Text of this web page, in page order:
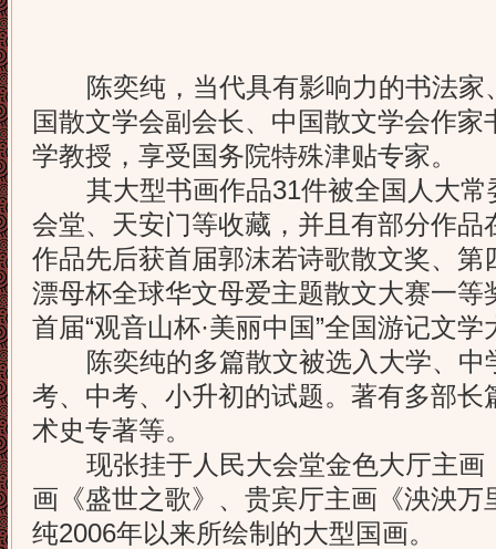
陈奕纯，当代具有影响力的书法家
国散文学会副会长、中国散文学会作
学教授，享受国务院特殊津贴专家。
其大型书画作品31件被全国人大常
会堂、天安门等收藏，并且有部分作品
作品先后获首届郭沫若诗歌散文奖、第
漂母杯全球华文母爱主题散文大赛一等
首届“观音山杯·美丽中国”全国游记文
陈奕纯的多篇散文被选入大学、中
考、中考、小升初的试题。著有多部长
术史专著等。
现张挂于人民大会堂金色大厅主画
画《盛世之歌》、贵宾厅主画《泱泱
纯2006年以来所绘制的大型国画。